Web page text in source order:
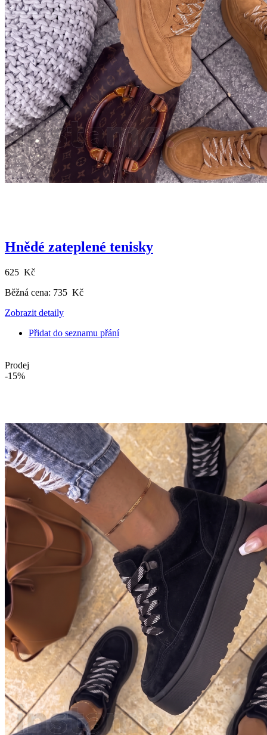
Hnědé zateplené tenisky
625 Kč
Běžná cena: 735 Kč
Zobrazit detaily
Přidat do seznamu přání
Prodej
-15%